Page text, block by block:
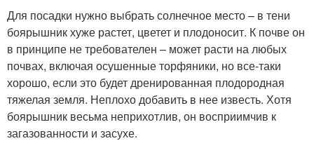
Для посадки нужно выбрать солнечное место – в тени
боярышник хуже растет, цветет и плодоносит. К почве он
в принципе не требователен – может расти на любых
почвах, включая осушенные торфяники, но все-таки
хорошо, если это будет дренированная плодородная
тяжелая земля. Неплохо добавить в нее известь. Хотя
боярышник весьма неприхотлив, он восприимчив к
загазованности и засухе.